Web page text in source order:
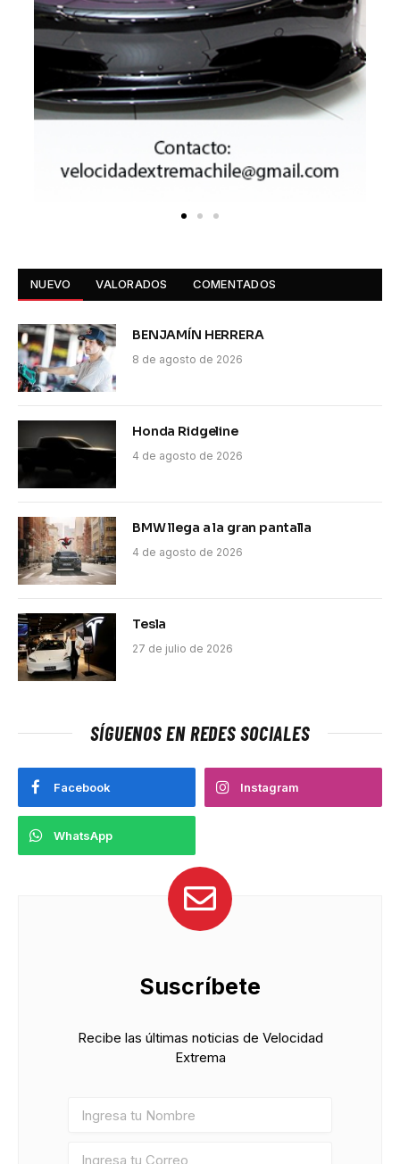
NUEVO VALORADOS COMENTADOS
BENJAMÍN HERRERA
8 de agosto de 2026
Honda Ridgeline
4 de agosto de 2026
BMW llega a la gran pantalla
4 de agosto de 2026
Tesla
27 de julio de 2026
SÍGUENOS EN REDES SOCIALES
Facebook Instagram
WhatsApp
Suscríbete
Recibe las últimas noticias de Velocidad
Extrema